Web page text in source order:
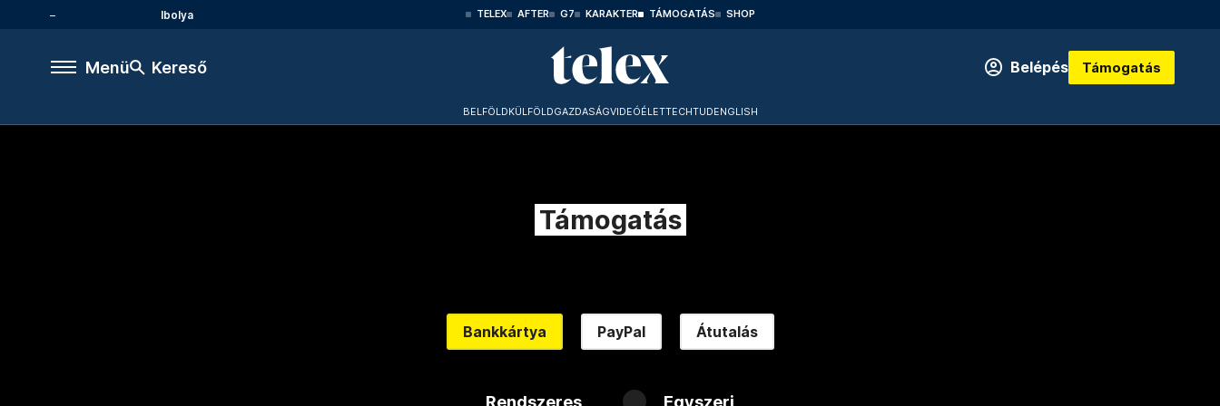
Ibolya TELEX AFTER G7 KARAKTER TÁMOGATÁS SHOP
Menü Kereső Belépés Támogatás
BELFÖLDKÜLFÖLDGAZDASÁGVIDEÓÉLETTECHTUDENGLISH
Támogatás
Bankkártya PayPal Átutalás
Rendszeres Egyszeri